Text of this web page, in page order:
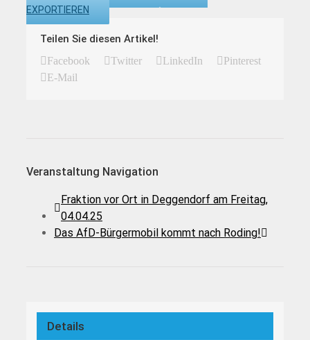
EXPORTIEREN
Teilen Sie diesen Artikel!
Facebook Twitter LinkedIn
Pinterest
E-Mail
Veranstaltung Navigation
Fraktion vor Ort in Deggendorf am Freitag,
04.04.25
Das AfD-Bürgermobil kommt nach Roding!
Details